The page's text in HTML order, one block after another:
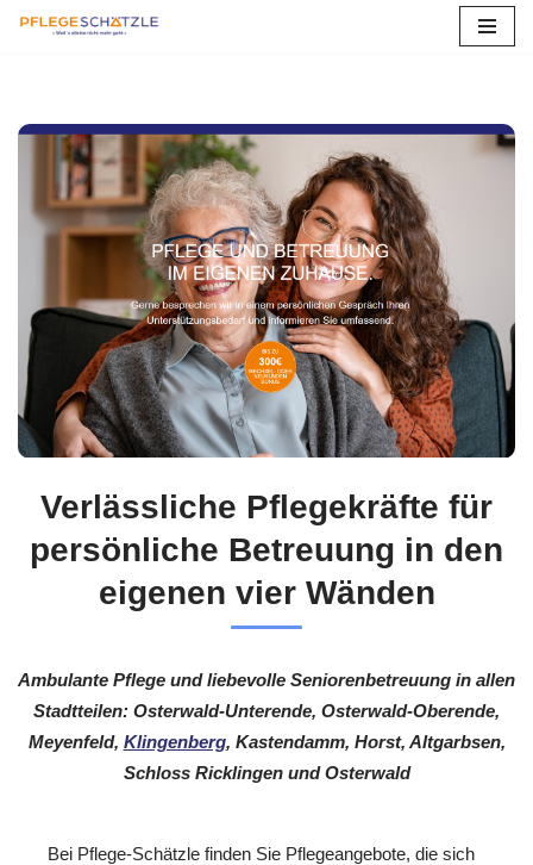
springen
Verlässliche Pflegekräfte für
persönliche Betreuung in den
eigenen vier Wänden
Ambulante Pflege und liebevolle Seniorenbetreuung in allen
Stadtteilen: Osterwald-Unterende, Osterwald-Oberende,
Meyenfeld, Klingenberg, Kastendamm, Horst, Altgarbsen,
Schloss Ricklingen und Osterwald
Bei Pflege-Schätzle finden Sie Pflegeangebote, die sich